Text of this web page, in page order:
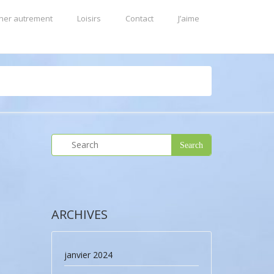
autrement Loisirs Contact J’aime
ARCHIVES
janvier 2024